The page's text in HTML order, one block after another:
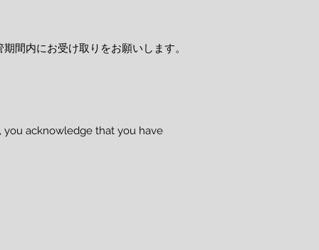
間内にお受け取りをお願いします。
you acknowledge that you have